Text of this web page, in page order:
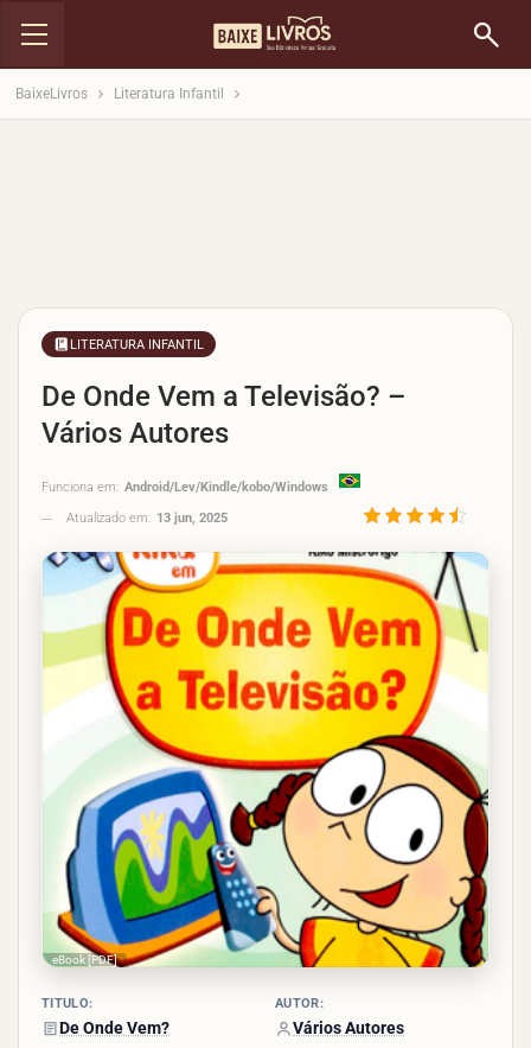
BaixeLivros Literatura Infantil
LITERATURA INFANTIL
De Onde Vem a Televisão? –
Vários Autores
Funciona em: Android/Lev/Kindle/kobo/Windows
Atualizado em: 13 jun, 2025
eBook [PDF]
4.5/5
- (10
votos)
TÍTULO:
De Onde Vem?
AUTOR:
Vários Autores